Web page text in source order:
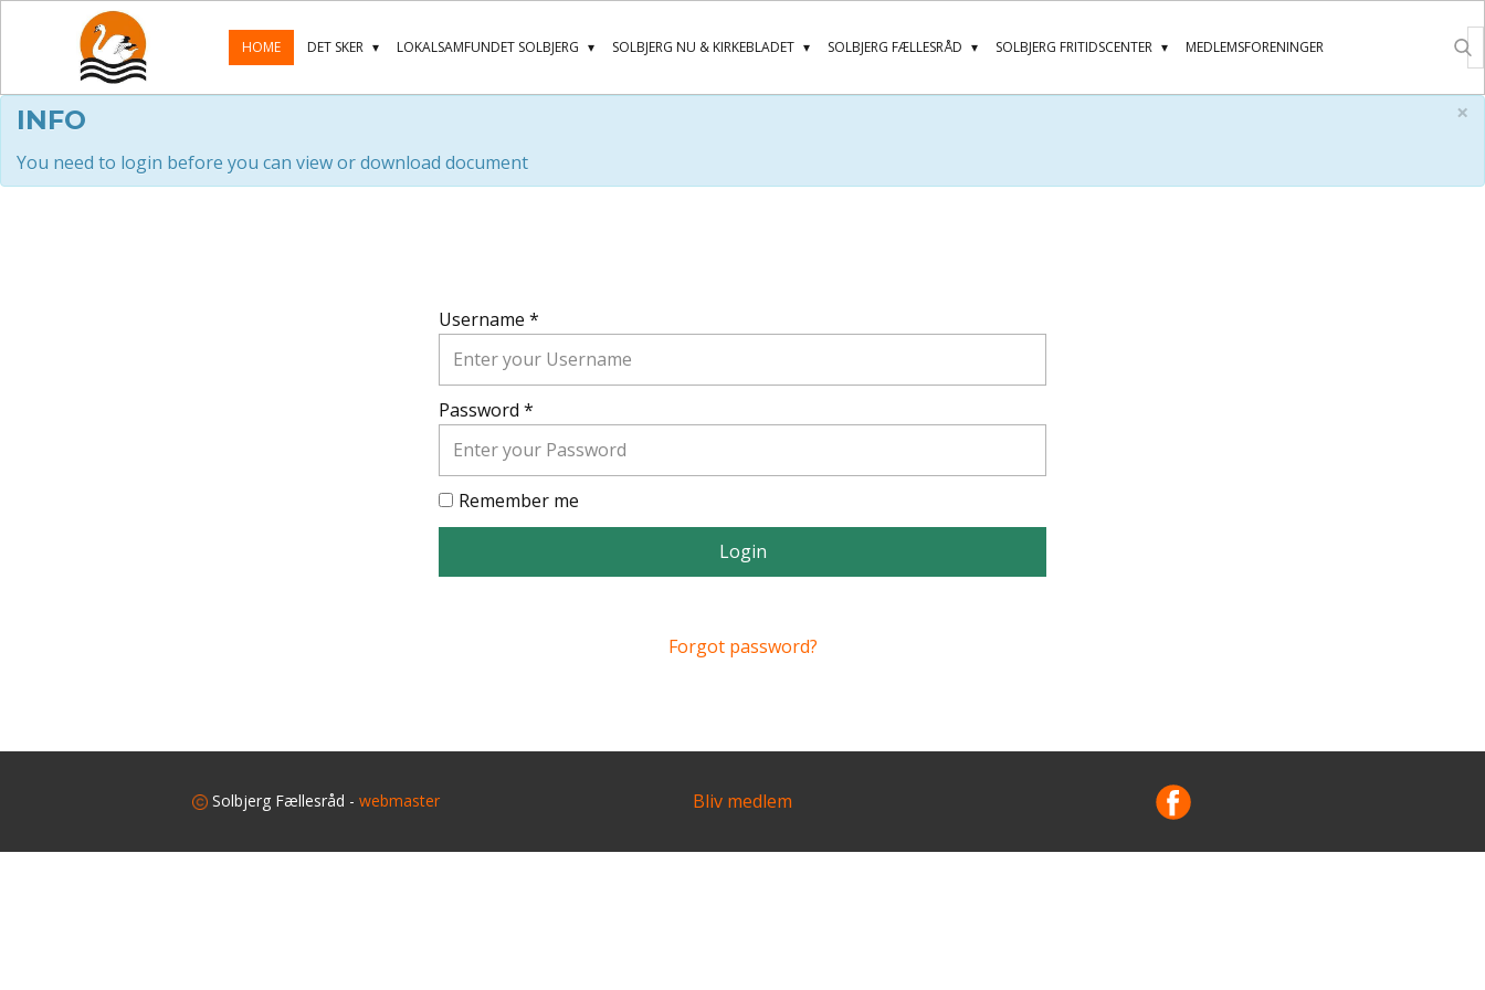
HOME DET SKER LOKALSAMFUNDET SOLBJERG SOLBJERG NU & KIRKEBLADET SOLBJERG FÆLLESRÅD SOLBJERG FRITIDSCENTER MEDLEMSFORENINGER
×
INFO
You need to login before you can view or download document
Username *
Password *
Remember me
Login
Forgot password?
Solbjerg Fællesråd - webmaster Bliv medlem